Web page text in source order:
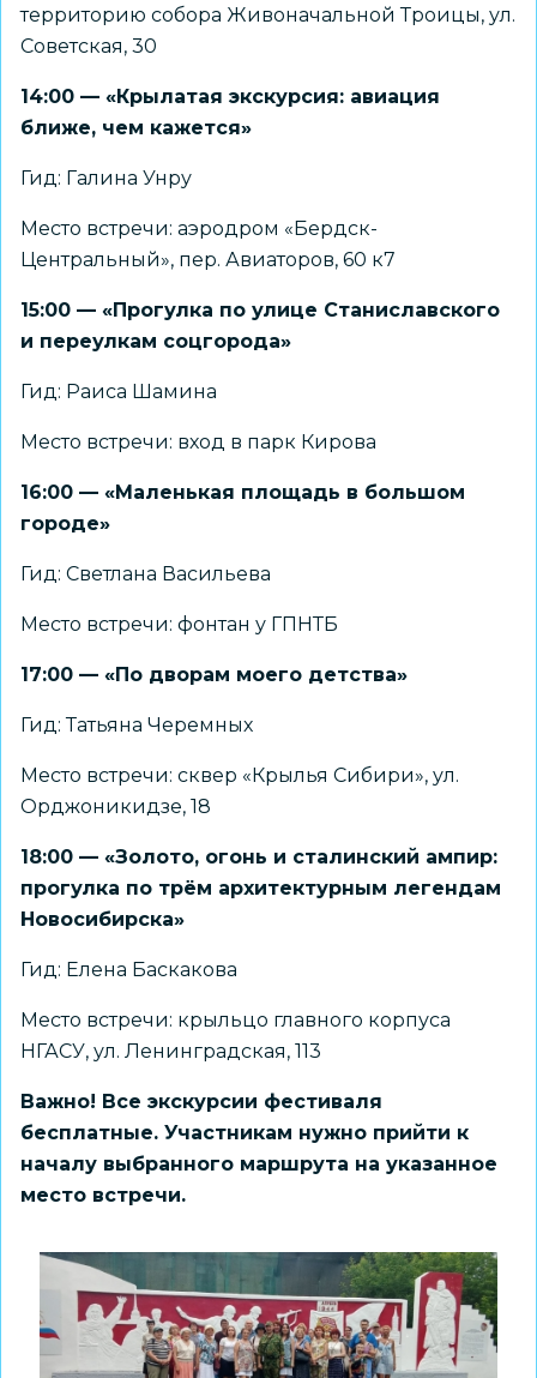
территорию собора Живоначальной Троицы, ул.
Советская, 30
14:00 — «Крылатая экскурсия: авиация
ближе, чем кажется»
Гид: Галина Унру
Место встречи: аэродром «Бердск-
Центральный», пер. Авиаторов, 60 к7
15:00 — «Прогулка по улице Станиславского
и переулкам соцгорода»
Гид: Раиса Шамина
Место встречи: вход в парк Кирова
16:00 — «Маленькая площадь в большом
городе»
Гид: Светлана Васильева
Место встречи: фонтан у ГПНТБ
17:00 — «По дворам моего детства»
Гид: Татьяна Черемных
Место встречи: сквер «Крылья Сибири», ул.
Орджоникидзе, 18
18:00 — «Золото, огонь и сталинский ампир:
прогулка по трём архитектурным легендам
Новосибирска»
Гид: Елена Баскакова
Место встречи: крыльцо главного корпуса
НГАСУ, ул. Ленинградская, 113
Важно! Все экскурсии фестиваля
бесплатные. Участникам нужно прийти к
началу выбранного маршрута на указанное
место встречи.